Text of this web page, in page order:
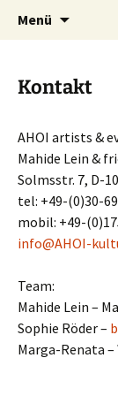
Vive-l-
Menü
Kontakt
AHOI artists &
Mahide Lein &
Solmsstr. 7, D-
tel: +49-(0)30-
mobil: +49-
info@AHOI-
Team:
Mahide Lein –
Sophie Röder –
Marga-Renata